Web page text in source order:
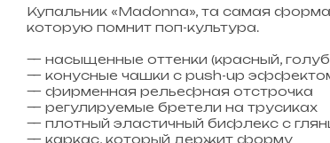
Купальник «Madonna», та самая
которую помнит поп-культура.
— насыщенные оттенки (красный,
— конусные чашки с push-up
— фирменная рельефная отстрочка
— регулируемые бретели на трусиках
— плотный эластичный бифлекс с
— каркас, который держит форму